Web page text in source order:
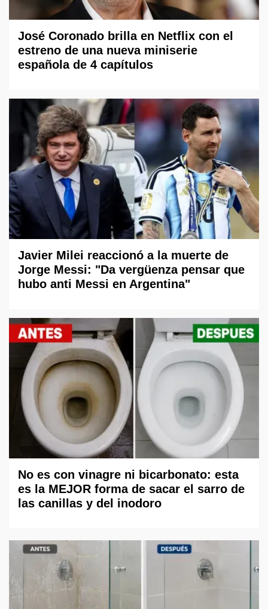
José Coronado brilla en Netflix con el
estreno de una nueva miniserie
española de 4 capítulos
Javier Milei reaccionó a la muerte de
Jorge Messi: "Da vergüenza pensar que
hubo anti Messi en Argentina"
No es con vinagre ni bicarbonato: esta
es la MEJOR forma de sacar el sarro de
las canillas y del inodoro